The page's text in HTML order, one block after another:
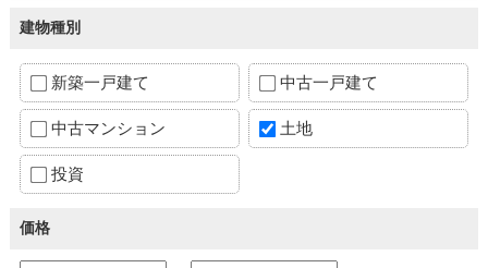
建物種別
新築一戸建て 中古一戸建て
中古マンション 土地
投資
価格